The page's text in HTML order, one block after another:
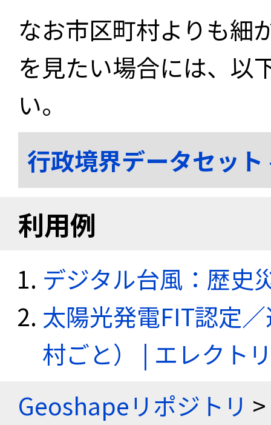
なお市区町村よりも細
を見たい場合には、以
い。
行政境界データセッ
利用例
デジタル台風：歴史
太陽光発電FIT認定
村ごと） | エレクト
Geoshapeリポジトリ >